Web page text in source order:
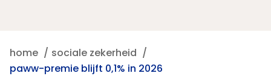
home
sociale zekerheid
paww-premie blijft 0,1% in 2026